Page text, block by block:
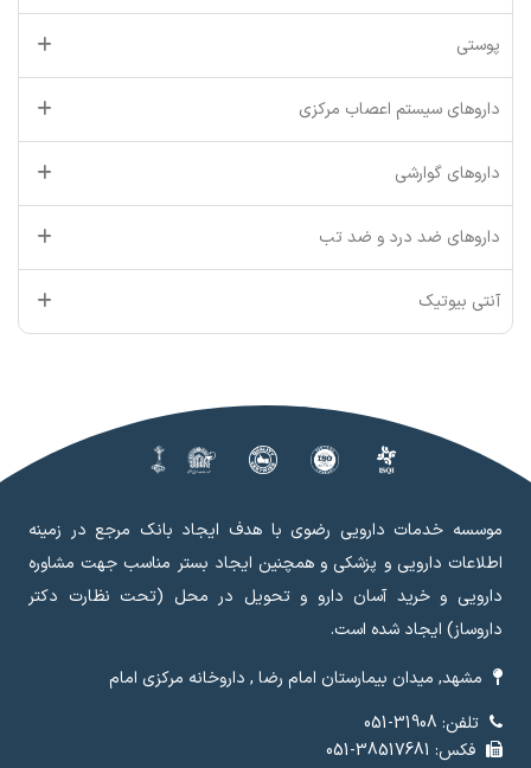
پوستی
داروهای سیستم اعصاب مرکزی
داروهای گوارشی
داروهای ضد درد و ضد تب
آنتی بیوتیک
موسسه خدمات دارویی رضوی با هدف ایجاد بانک مرجع در زمینه
اطلاعات دارویی و پزشکی و همچنین ایجاد بستر مناسب جهت مشاوره
دارویی و خرید آسان دارو و تحویل در محل (تحت نظارت دکتر
داروساز) ایجاد شده است.
مشهد, میدان بیمارستان امام رضا , داروخانه مرکزی امام
تلفن: 31908-051
فکس: 38517681-051